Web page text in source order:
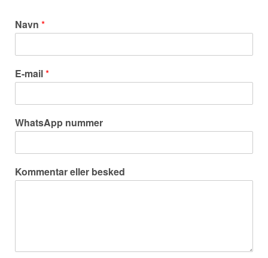
Navn *
E-mail*
WhatsApp nummer
Kommentar eller besked